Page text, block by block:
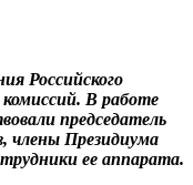
Российского
В работе
председатель
члены Президиума
ее аппарата.